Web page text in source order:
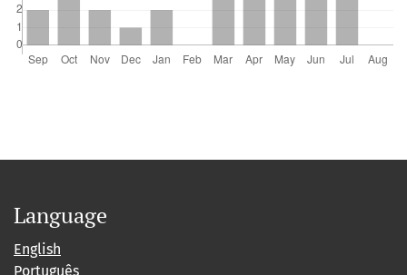
Language
English
Português